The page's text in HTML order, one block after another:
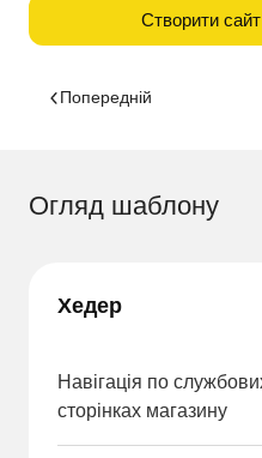
Створити
Попередній
Огляд шаблону
Хедер
Навігація по
сторінках магазину